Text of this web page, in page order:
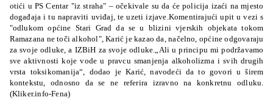
otići u PS Centar "iz straha" – očekivale su da će policija izaći na mjesto
događaja i tu napraviti uviđaj, te uzeti izjave.Komentirajući upit u vezi s
"odlukom općine Stari Grad da se u blizini vjerskih objekata tokom
Ramazana ne toči alkohol", Karić je kazao da, načelno, općine odgovaraju
za svoje odluke, a IZBiH za svoje odluke.„Ali u principu mi podržavamo
sve aktivnosti koje vode u pravcu smanjenja alkoholizma i svih drugih
vrsta toksikomanija“, dodao je Karić, navodeći da to govori u širem
kontekstu, odnosno da se ne referira izravno na konkretnu odluku.
(Kliker.info-Fena)